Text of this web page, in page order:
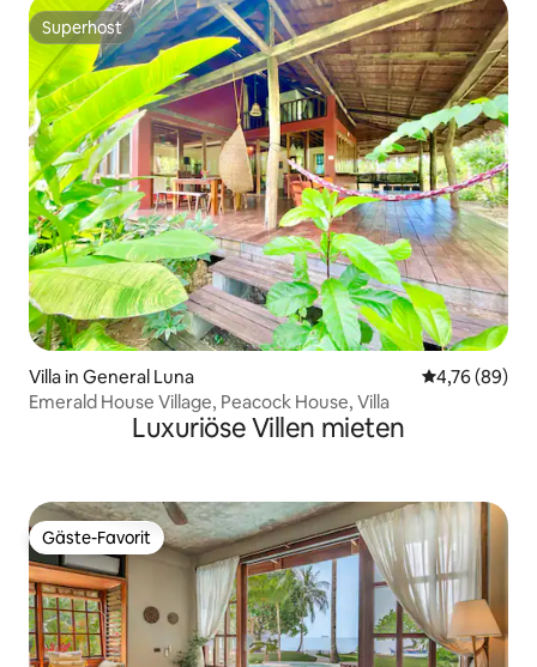
Superhost
Superhost
Villa in General Luna
4,76 (89)
Emerald House Village, Peacock House, Villa
Luxuriöse Villen mieten
Gäste-Favorit
Gäste-Favorit